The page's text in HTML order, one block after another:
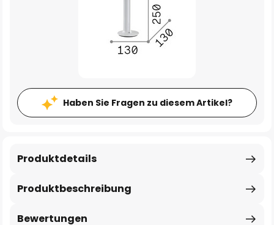
Haben Sie Fragen zu diesem Artikel?
Produktbeschreibung
Produktdetails
Bewertungen